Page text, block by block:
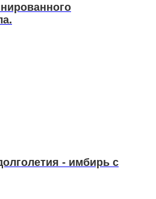
- имбирь с